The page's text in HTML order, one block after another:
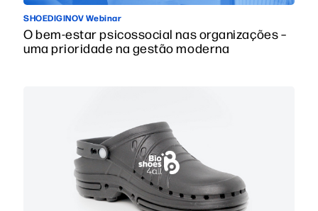
SHOEDIGINOV Webinar
O bem-estar psicossocial nas organizações –
uma prioridade na gestão moderna